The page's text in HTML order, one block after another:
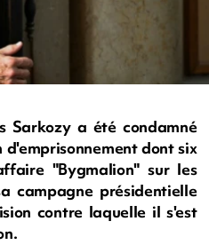
Sarkozy a été condamné
dont six
"Bygmalion" sur les
campagne présidentielle
contre laquelle il s'est